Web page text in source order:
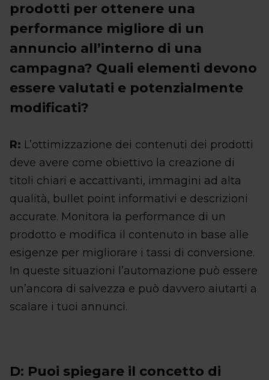
prodotti per ottenere una
performance migliore di un
annuncio all’interno di una
campagna? Quali elementi devono
essere valutati e potenzialmente
modificati?
R: L’ottimizzazione dei contenuti dei prodotti
deve avere come obiettivo la creazione di
titoli chiari e accattivanti, immagini ad alta
qualità, bullet point informativi e descrizioni
accurate. Monitora la performance di un
prodotto e modifica il contenuto in base alle
esigenze per migliorare i tassi di conversione.
In queste situazioni l’automazione può essere
un’ancora di salvezza e può davvero aiutarti a
scalare i tuoi annunci.
D: Puoi spiegare il concetto di